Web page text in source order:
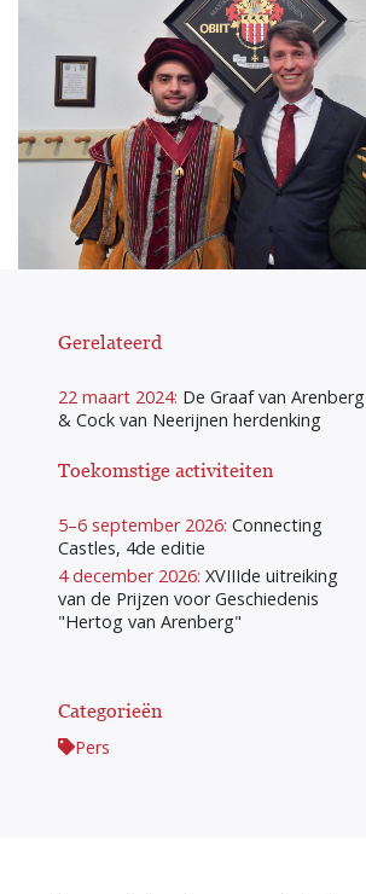
Gerelateerd
22 maart 2024: De Graaf van Arenberg
& Cock van Neerijnen herdenking
Toekomstige activiteiten
5–6 september 2026: Connecting
Castles, 4de editie
4 december 2026: XVIIIde uitreiking
van de Prijzen voor Geschiedenis
"Hertog van Arenberg"
Categorieën
Pers